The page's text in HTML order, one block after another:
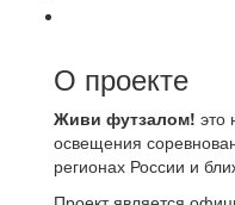
О проекте
Живи футзалом! это
освещения
регионах России и